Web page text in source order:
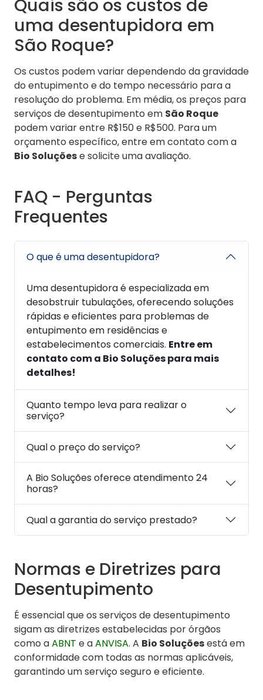
Quais são os custos de
uma desentupidora em
São Roque?
Os custos podem variar dependendo da gravidade
do entupimento e do tempo necessário para a
resolução do problema. Em média, os preços para
serviços de desentupimento em São Roque
podem variar entre R$150 e R$500. Para um
orçamento específico, entre em contato com a
Bio Soluçõese solicite uma avaliação.
FAQ - Perguntas
Frequentes
O que é uma desentupidora?
Uma desentupidora é especializada em
desobstruir tubulações, oferecendo soluções
rápidas e eficientes para problemas de
entupimento em residências e
estabelecimentos comerciais. Entre em
contato com a Bio Soluções para mais
detalhes!
Quanto tempo leva para realizar o
serviço?
Qual o preço do serviço?
A Bio Soluções oferece atendimento 24
horas?
Qual a garantia do serviço prestado?
Normas e Diretrizes para
Desentupimento
É essencial que os serviços de desentupimento
sigam as diretrizes estabelecidas por órgãos
como aABNT e aANVISA. A Bio Soluçõesestá em
conformidade com todas as normas aplicáveis,
garantindo um serviço seguro e eficiente.